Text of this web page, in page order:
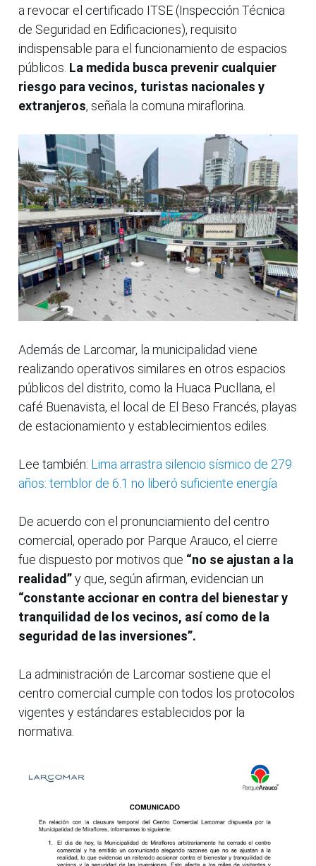
a revocar el certificado ITSE (Inspección Técnica
de Seguridad en Edificaciones), requisito
indispensable para el funcionamiento de espacios
públicos. La medida busca prevenir cualquier
riesgo para vecinos, turistas nacionales y
extranjeros, señala la comuna miraflorina.
Además de Larcomar, la municipalidad viene
realizando operativos similares en otros espacios
públicos del distrito, como la Huaca Pucllana, el
café Buenavista, el local de El Beso Francés, playas
de estacionamiento y establecimientos ediles.
Lee también: Lima arrastra silencio sísmico de 279
años: temblor de 6.1 no liberó suficiente energía
De acuerdo con el pronunciamiento del centro
comercial, operado por Parque Arauco, el cierre
fue dispuesto por motivos que “no se ajustan a la
realidad”y que, según afirman, evidencian un
“constante accionar en contra del bienestar y
tranquilidad de los vecinos, así como de la
seguridad de las inversiones”.
La administración de Larcomar sostiene que el
centro comercial cumple con todos los protocolos
vigentes y estándares establecidos por la
normativa.